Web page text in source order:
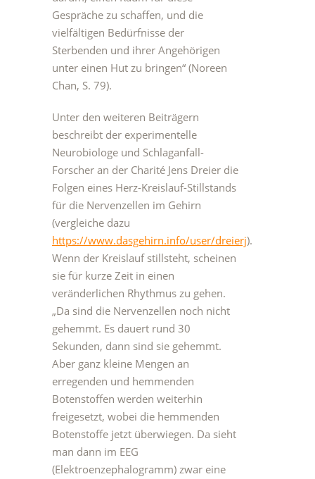
Gespräche zu schaffen, und die
vielfältigen Bedürfnisse der
Sterbenden und ihrer Angehörigen
unter einen Hut zu bringen“ (Noreen
Chan, S. 79).
Unter den weiteren Beiträgern
beschreibt der experimentelle
Neurobiologe und Schlaganfall-
Forscher an der Charité Jens Dreier die
Folgen eines Herz-Kreislauf-Stillstands
für die Nervenzellen im Gehirn
(vergleiche dazu
https://www.dasgehirn.info/user/dreierj).
Wenn der Kreislauf stillsteht, scheinen
sie für kurze Zeit in einen
veränderlichen Rhythmus zu gehen.
„Da sind die Nervenzellen noch nicht
gehemmt. Es dauert rund 30
Sekunden, dann sind sie gehemmt.
Aber ganz kleine Mengen an
erregenden und hemmenden
Botenstoffen werden weiterhin
freigesetzt, wobei die hemmenden
Botenstoffe jetzt überwiegen. Da sieht
man dann im EEG
(Elektroenzephalogramm) zwar eine